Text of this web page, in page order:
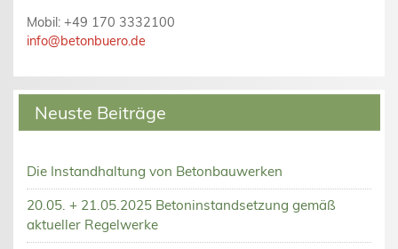
Mobil: +49 170 3332100
info@betonbuero.de
Neuste Beiträge
Die Instandhaltung von Betonbauwerken
20.05. + 21.05.2025 Betoninstandsetzung gemäß
aktueller Regelwerke